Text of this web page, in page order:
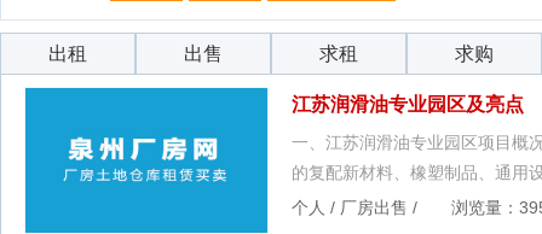
出租 出售 求租 求购
江苏润滑油专业园区及亮点
一、江苏润滑油专业园区项目概
的复配新材料、橡塑制品、通用
个人 / 厂房出售 / 浏览量：